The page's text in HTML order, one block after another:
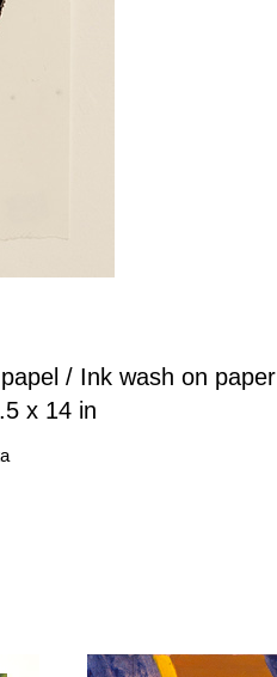
/ Ink wash on paper
x 14 in